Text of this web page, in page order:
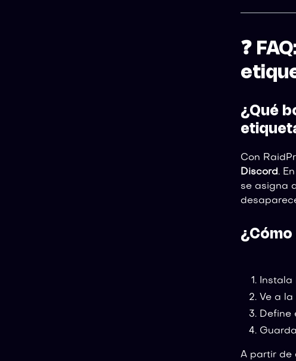
❓
¿Qué
Con
Discord.
se asigna
Instala
Ve a
Define
A partir de